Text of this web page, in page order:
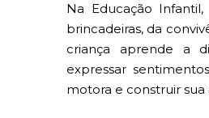
Na Educação
brincadeiras, da
criança aprende a
expressar
motora e construir sua